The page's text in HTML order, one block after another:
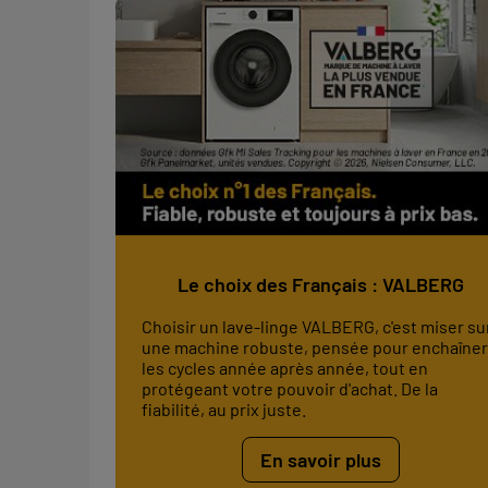
Le choix des Français : VALBERG
Choisir un lave-linge VALBERG, c'est miser
une machine robuste, pensée pour enchaîner
les cycles année après année, tout en
protégeant votre pouvoir d'achat. De la
fiabilité, au prix juste.
En savoir plus